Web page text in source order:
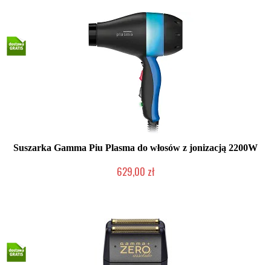
Suszarka Gamma Piu Plasma do włosów z jonizacją 2200W
629,00 zł